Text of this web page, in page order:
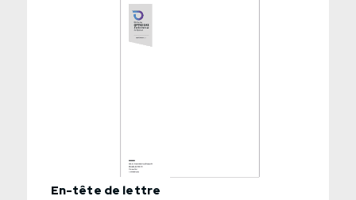
En-tête de lettre